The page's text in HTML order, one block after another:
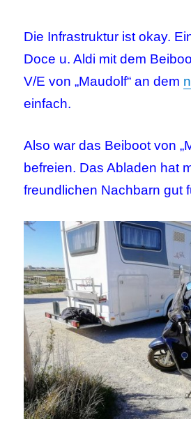
Die Infrastruktur ist okay.
Doce u. Aldi mit dem
V/E von „Maudolf“ an dem
einfach.
Also war das Beiboot von
befreien. Das Abladen hat
freundlichen Nachbarn gut